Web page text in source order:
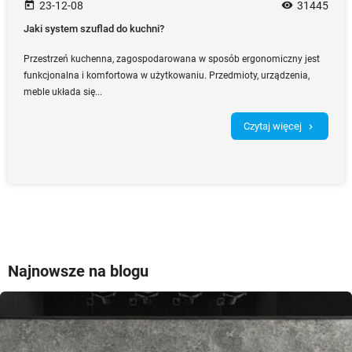
today 23-12-08 remove_red_eye 31445
Jaki system szuflad do kuchni?
Przestrzeń kuchenna, zagospodarowana w sposób ergonomiczny jest
funkcjonalna i komfortowa w użytkowaniu. Przedmioty, urządzenia,
meble układa się...
Czytaj więcej chevron_right
Najnowsze na blogu